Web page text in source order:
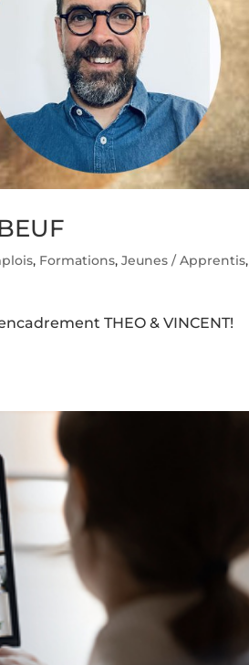
, Formations,Jeunes / Apprentis,
THEO & VINCENT!